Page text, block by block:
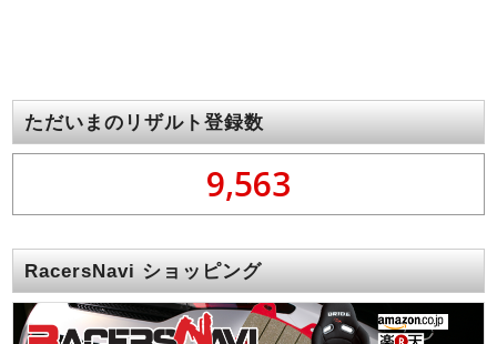
ただいまのリザルト登録数
9,563
RacersNavi ショッピング